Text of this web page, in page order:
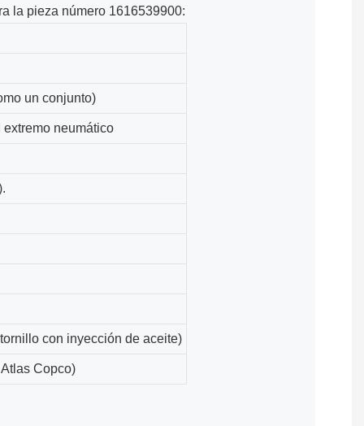
la pieza número 1616539900:
un conjunto)
neumático
con inyección de aceite)
Copco)